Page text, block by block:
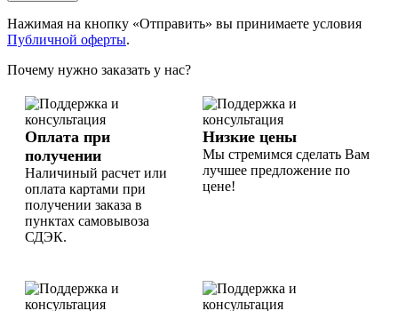
Нажимая на кнопку «Отправить» вы принимаете условия
Публичной оферты.
Почему нужно заказать у нас?
Оплата при
получении
Наличиный расчет или
оплата картами при
получении заказа в
пунктах самовывоза
СДЭК.
Низкие цены
Мы стремимся сделать Вам
лучшее предложение по
цене!